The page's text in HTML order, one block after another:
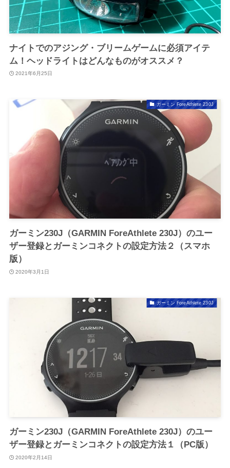
ナイトでのアジング・ブリームゲームに必須アイテ
ム！ヘッドライトはどんなものがオススメ？
2021年6月25日
ガーミン ForeAthlete 230J
ガーミン230J（GARMIN ForeAthlete 230J）のユー
ザー登録とガーミンコネクトの設定方法２（スマホ
版）
2020年3月1日
ガーミン ForeAthlete 230J
ガーミン230J（GARMIN ForeAthlete 230J）のユー
ザー登録とガーミンコネクトの設定方法１（PC版）
2020年2月14日